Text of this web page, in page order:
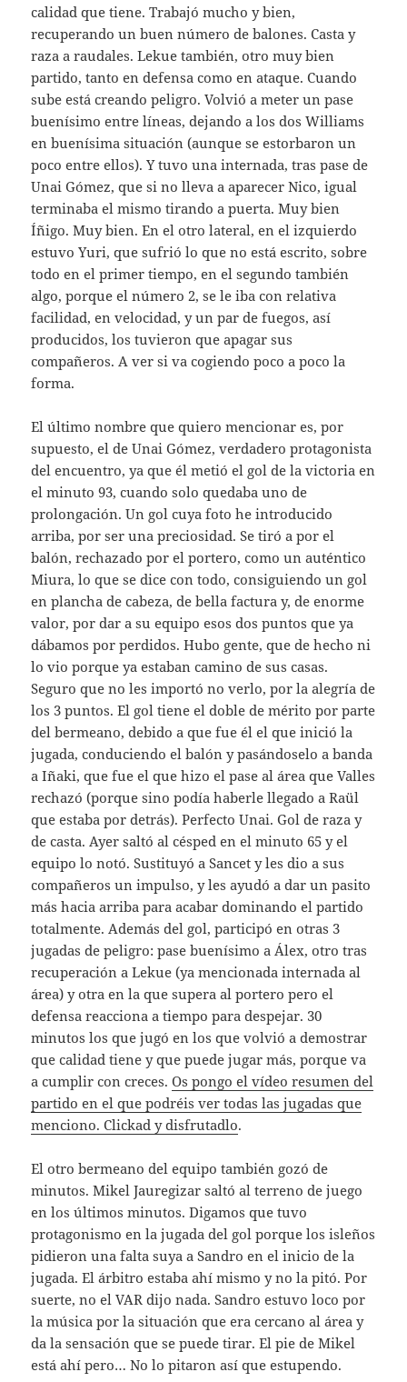
calidad que tiene. Trabajó mucho y bien,
recuperando un buen número de balones. Casta y
raza a raudales. Lekue también, otro muy bien
partido, tanto en defensa como en ataque. Cuando
sube está creando peligro. Volvió a meter un pase
buenísimo entre líneas, dejando a los dos Williams
en buenísima situación (aunque se estorbaron un
poco entre ellos). Y tuvo una internada, tras pase de
Unai Gómez, que si no lleva a aparecer Nico, igual
terminaba el mismo tirando a puerta. Muy bien
Íñigo. Muy bien. En el otro lateral, en el izquierdo
estuvo Yuri, que sufrió lo que no está escrito, sobre
todo en el primer tiempo, en el segundo también
algo, porque el número 2, se le iba con relativa
facilidad, en velocidad, y un par de fuegos, así
producidos, los tuvieron que apagar sus
compañeros. A ver si va cogiendo poco a poco la
forma.
El último nombre que quiero mencionar es, por
supuesto, el de Unai Gómez, verdadero protagonista
del encuentro, ya que él metió el gol de la victoria en
el minuto 93, cuando solo quedaba uno de
prolongación. Un gol cuya foto he introducido
arriba, por ser una preciosidad. Se tiró a por el
balón, rechazado por el portero, como un auténtico
Miura, lo que se dice con todo, consiguiendo un gol
en plancha de cabeza, de bella factura y, de enorme
valor, por dar a su equipo esos dos puntos que ya
dábamos por perdidos. Hubo gente, que de hecho ni
lo vio porque ya estaban camino de sus casas.
Seguro que no les importó no verlo, por la alegría de
los 3 puntos. El gol tiene el doble de mérito por parte
del bermeano, debido a que fue él el que inició la
jugada, conduciendo el balón y pasándoselo a banda
a Iñaki, que fue el que hizo el pase al área que Valles
rechazó (porque sino podía haberle llegado a Raül
que estaba por detrás). Perfecto Unai. Gol de raza y
de casta. Ayer saltó al césped en el minuto 65 y el
equipo lo notó. Sustituyó a Sancet y les dio a sus
compañeros un impulso, y les ayudó a dar un pasito
más hacia arriba para acabar dominando el partido
totalmente. Además del gol, participó en otras 3
jugadas de peligro: pase buenísimo a Álex, otro tras
recuperación a Lekue (ya mencionada internada al
área) y otra en la que supera al portero pero el
defensa reacciona a tiempo para despejar. 30
minutos los que jugó en los que volvió a demostrar
que calidad tiene y que puede jugar más, porque va
a cumplir con creces.Os pongo el vídeo resumen del
partido en el que podréis ver todas las jugadas que
menciono. Clickad y disfrutadlo.
El otro bermeano del equipo también gozó de
minutos. Mikel Jauregizar saltó al terreno de juego
en los últimos minutos. Digamos que tuvo
protagonismo en la jugada del gol porque los isleños
pidieron una falta suya a Sandro en el inicio de la
jugada. El árbitro estaba ahí mismo y no la pitó. Por
suerte, no el VAR dijo nada. Sandro estuvo loco por
la música por la situación que era cercano al área y
da la sensación que se puede tirar. El pie de Mikel
está ahí pero… No lo pitaron así que estupendo.